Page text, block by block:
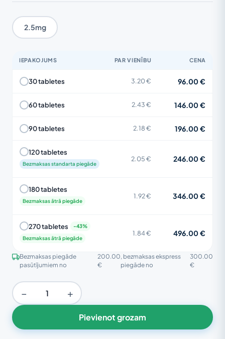
2.5mg
IEPAKOJUMS PAR VIENĪBU CENA
30 tabletes 3.20 € 96.00 €
60 tabletes 2.43 € 146.00 €
90 tabletes 2.18 € 196.00 €
120 tabletes
Bezmaksas standarta piegāde
2.05 € 246.00 €
180 tabletes
Bezmaksas ātrā piegāde
1.92 € 346.00 €
270 tabletes
Bezmaksas ātrā piegāde
1.84 € 496.00 €
Bezmaksas piegāde
pasūtījumiem no
200.00
€
, bezmaksas ekspress
piegāde no
300.00
€
− +
Pievienot grozam